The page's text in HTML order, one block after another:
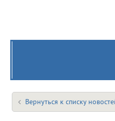
Вернуться к списку